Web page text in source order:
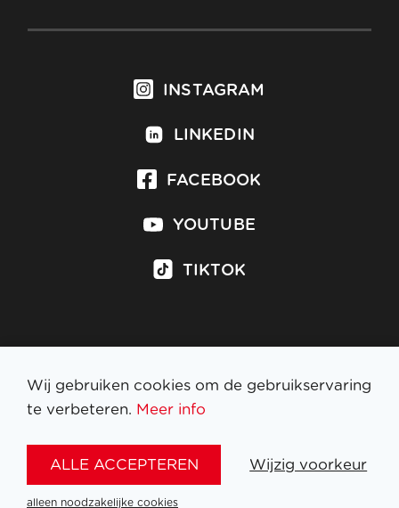
INSTAGRAM
LINKEDIN
FACEBOOK
YOUTUBE
TIKTOK
Inschrijven op nieuwsbrief
Wij gebruiken cookies om de gebruikservaring
te verbeteren. Meer info
ALLE ACCEPTEREN Wijzig voorkeur
alleen noodzakelijke cookies